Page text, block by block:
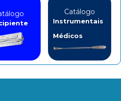
Catálogo
Instrumentais
Médicos